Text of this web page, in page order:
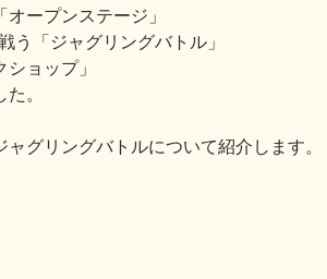
ープンステージ」
う「ジャグリングバトル」
ョップ」
。
グリングバトルについて紹介します。